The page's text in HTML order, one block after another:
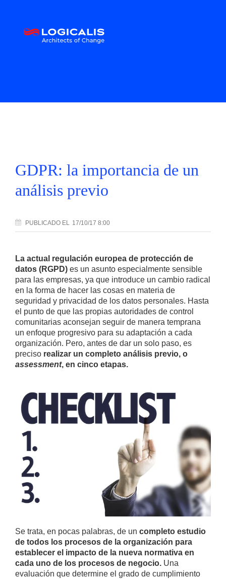
GDPR: la importancia de un
análisis previo
PUBLICADO EL 17/10/17 8:00
La actual regulación europea de protección de
datos (RGPD) es un asunto especialmente sensible
para las empresas, ya que introduce un cambio radical
en la forma de hacer las cosas en materia de
seguridad y privacidad de los datos personales. Hasta
el punto de que las propias autoridades de control
comunitarias aconsejan seguir de manera temprana
un enfoque progresivo para su adaptación a cada
organización. Pero, antes de dar un solo paso, es
preciso realizar un completo análisis previo, o
assessment, en cinco etapas.
Se trata, en pocas palabras, de un completo estudio
de todos los procesos de la organización para
establecer el impacto de la nueva normativa en
cada uno de los procesos de negocio. Una
evaluación que determine el grado de cumplimiento